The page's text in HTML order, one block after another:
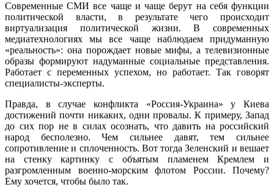
Современные СМИ все чаще и чаще берут на себя функции
политической власти, в результате чего происходит
виртуализация политической жизни. В современных
медиатехнологиях мы все чаще наблюдаем придуманную
«реальность»: она порождает новые мифы, а телевизионные
образы формируют надуманные социальные представления.
Работает с переменных успехом, но работает. Так говорят
специалисты-эксперты.
Правда, в случае конфликта «Россия-Украина» у Киева
достижений почти никаких, одни провалы. К примеру, Запад
до сих пор не в силах осознать, что давить на российский
народ бесполезно. Чем сильнее давят, тем сильнее
сопротивление и сплоченность. Вот тогда Зеленский и вешает
на стенку картинку с объятым пламенем Кремлем и
разгромленным военно-морским флотом России. Почему?
Ему хочется, чтобы было так.